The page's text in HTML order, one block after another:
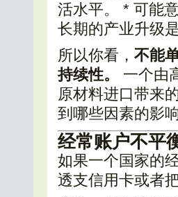
活水平。 * 可能
长期的产业升级
所以你看， 不能
持续性。
一个由
原材料进口带来
到哪些因素的影
经常账户不平
如果一个国家的
透支信用卡或者